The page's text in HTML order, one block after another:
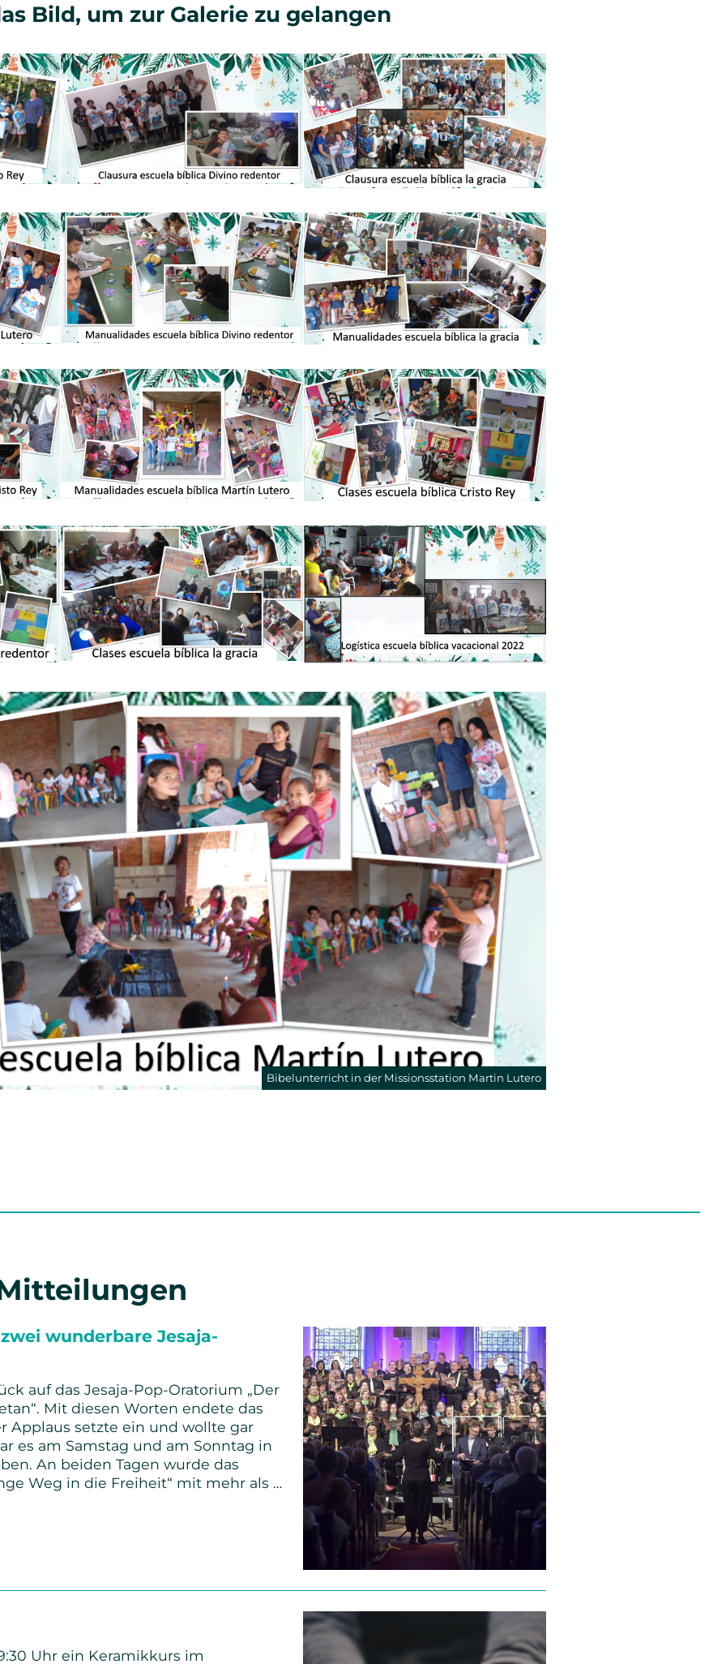
Bild, um zur Galerie zu gelangen
Bibelunterricht in der Missionsstation Martin Lutero
wunderbare Jesaja-
auf das Jesaja-Pop-Oratorium „Der
Mit diesen Worten endete das
Applaus setzte ein und wollte gar
es am Samstag und am Sonntag in
An beiden Tagen wurde das
Weg in die Freiheit“ mit mehr als …
Uhr ein Keramikkurs im